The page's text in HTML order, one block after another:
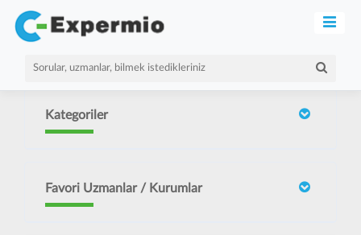
Kategoriler
Favori Uzmanlar / Kurumlar